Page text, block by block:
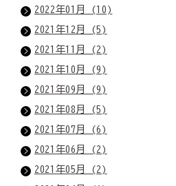
2022年01月 (10)
2021年12月 (5)
2021年11月 (2)
2021年10月 (9)
2021年09月 (9)
2021年08月 (5)
2021年07月 (6)
2021年06月 (2)
2021年05月 (2)